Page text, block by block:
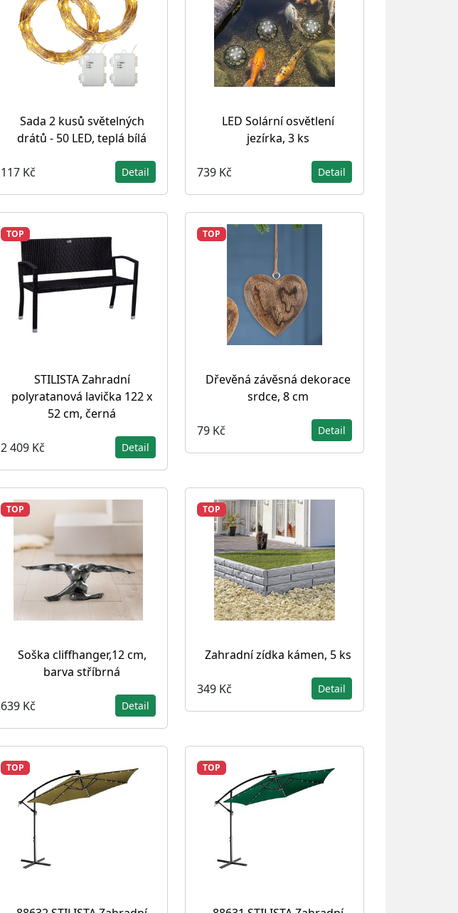
Sada 2 kusů světelných
drátů - 50 LED, teplá bílá
117 Kč Detail
LED Solární osvětlení
jezírka, 3 ks
739 Kč Detail
TOP
STILISTA Zahradní
polyratanová lavička 122 x
52 cm, černá
2 409 Kč Detail
TOP
Dřevěná závěsná dekorace
srdce, 8 cm
79 Kč Detail
TOP
Soška cliffhanger,12 cm,
barva stříbrná
639 Kč Detail
TOP
Zahradní zídka kámen, 5 ks
349 Kč Detail
TOP TOP